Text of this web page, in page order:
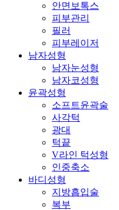
안면보톡스
피부관리
필러
피부레이저
남자성형
남자눈성형
남자코성형
윤곽성형
소프트윤곽술
사각턱
광대
턱끝
V라인 턱성형
인중축소
바디성형
지방흡입술
복부